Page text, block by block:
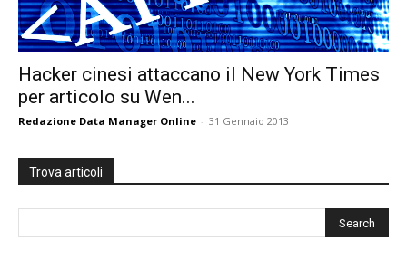
Hacker cinesi attaccano il New York Times
per articolo su Wen...
Redazione Data Manager Online - 31 Gennaio 2013
Trova articoli